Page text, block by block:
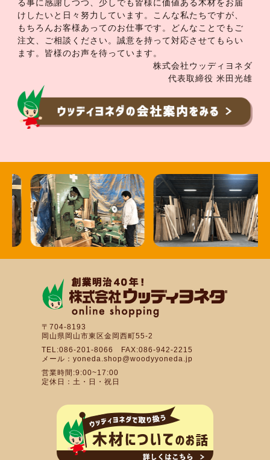
る事に感謝しつつ、少しでも皆様に価値ある木材をお届
けしたいと日々努力しています。こんな私たちですが、
もちろんお客様あってのお仕事です。どんなことでもご
注文、ご相談ください。誠意を持って対応させてもらい
ます。皆様のお声を待っています。
株式会社ウッディヨネダ
代表取締役 米田光雄
〒704-8193
岡山県岡山市東区金岡西町55-2
TEL:086-201-8066 FAX:086-942-2215
メール：yoneda.shop@woodyyoneda.jp
営業時間:9:00~17:00
定休日：土・日・祝日